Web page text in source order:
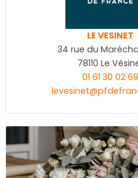
LE VESINET
34 rue du
78110 Le
01 61 30 02 69